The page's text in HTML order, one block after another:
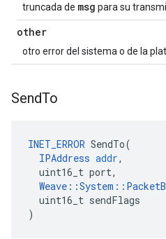
truncada de msg para su
other
otro error del sistema o de la
SendTo
INET_ERROR SendTo(
IPAddress addr,
uint16_t port,
Weave ::System ::
uint16_t sendFlags
)